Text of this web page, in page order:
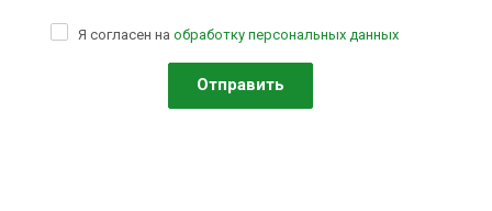
Я согласен на обработку персональных данных